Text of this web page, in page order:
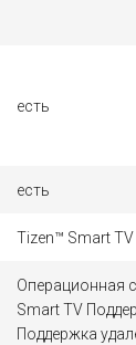
есть
есть
Tizen™ Smart TV
Операционная
Smart TV
Поддержка